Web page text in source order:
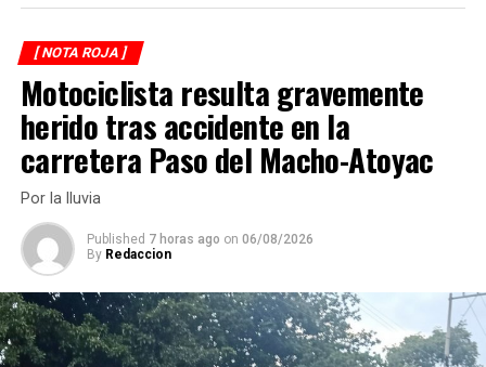
[ NOTA ROJA ]
Motociclista resulta gravemente
herido tras accidente en la
carretera Paso del Macho-Atoyac
Por la lluvia
Published 7 horas ago on 06/08/2026
By Redaccion